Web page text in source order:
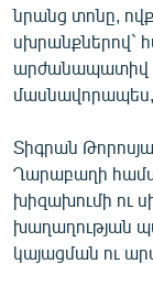
նրանց տոնը,
սխրանքներով`
արժանապատիվ
մասնավորապես,
Տիգրան
Ղարաբաղի
խիզախումի ու
խաղաղության
կայացման ու